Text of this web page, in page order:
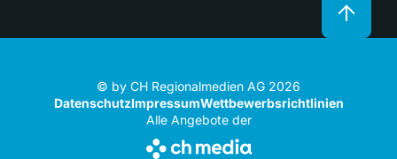
© by CH Regionalmedien AG 2026
DatenschutzImpressumWettbewerbsrichtlinien
Alle Angebote der